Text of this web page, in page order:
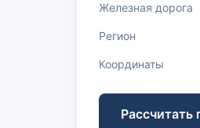
Железная дорога
Регион
Координаты
Рассчитать